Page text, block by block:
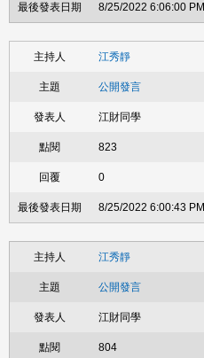
8/25/2022 6:06:00 PM
江秀靜
公開發言
江財同學
823
0
8/25/2022 6:00:43 PM
江秀靜
公開發言
江財同學
804